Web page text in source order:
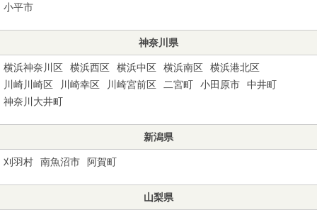
小平市
神奈川県
横浜神奈川区 横浜西区 横浜中区 横浜南区
横浜港北区
川崎川崎区
川崎幸区 川崎宮前区 二宮町 小田原市
中井町
神奈川大井町
新潟県
刈羽村 南魚沼市 阿賀町
山梨県